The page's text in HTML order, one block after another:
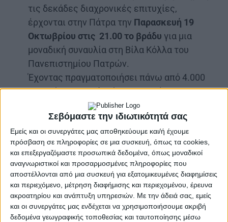
Σεβόμαστε την ιδιωτικότητά σας
Εμείς και οι συνεργάτες μας αποθηκεύουμε και/ή έχουμε
πρόσβαση σε πληροφορίες σε μια συσκευή, όπως τα cookies,
και επεξεργαζόμαστε προσωπικά δεδομένα, όπως μοναδικοί
αναγνωριστικοί και προσαρμοσμένες πληροφορίες που
αποστέλλονται από μια συσκευή για εξατομικευμένες διαφημίσεις
και περιεχόμενο, μέτρηση διαφήμισης και περιεχομένου, έρευνα
ακροατηρίου και ανάπτυξη υπηρεσιών. Με την άδειά σας, εμείς
και οι συνεργάτες μας ενδέχεται να χρησιμοποιήσουμε ακριβή
δεδομένα γεωγραφικής τοποθεσίας και ταυτοποίησης μέσω
τις δεκάδες διαχρονικές επιτυχίες,
έρχονται στην Πάτρα την Παρασκευή 19
Οκτωβρίου στις 21.00 το βράδυ για μια
μοναδική συναυλία στη Βίλα Κόλλα του
Πανεπιστημίου Πατρών.
Έχοντας πραγματοποιήσει πάνω από 4.000
εμφανίσεις συνολικά στην καριέρα τους, οι
ONIRAMA είναι αναμφισβήτητα η μπάντα με
τα περισσότερα live σε Ελλάδα και Κύπρο!
Γεμίζουν τις αποσκευές τους με τις
μεγαλύτερες επιτυχίες τους, τα πιο
αγαπημένα τραγούδια τους και την καλύτερή
τους διάθεση και έρχονται να μας
ξεσηκώσουν. Στο ταξίδι αυτό τους
συντροφεύει μιαplaylist που αντανακλά την
“mixin–up” ψυχή της μπάντας: από τον